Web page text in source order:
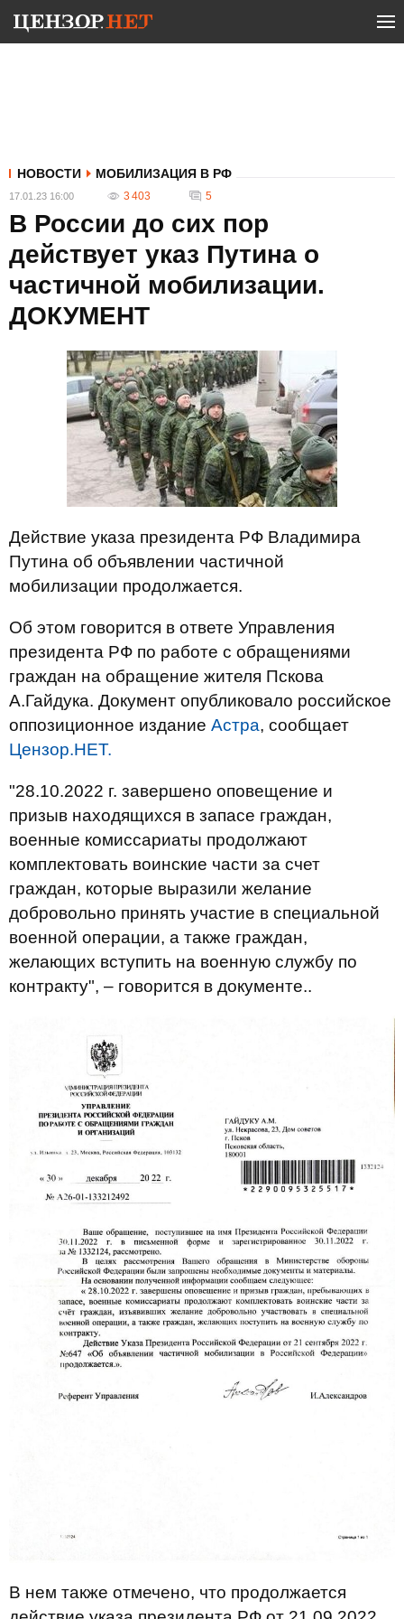
НОВОСТИ МОБИЛИЗАЦИЯ В РФ
17.01.23 16:00 3 403 5
В России до сих пор
действует указ Путина о
частичной мобилизации.
ДОКУМЕНТ
Действие указа президента РФ Владимира
Путина об объявлении частичной
мобилизации продолжается.
Об этом говорится в ответе Управления
президента РФ по работе с обращениями
граждан на обращение жителя Пскова
А.Гайдука. Документ опубликовало российское
оппозиционное издание Астра, сообщает
Цензор.НЕТ.
"28.10.2022 г. завершено оповещение и
призыв находящихся в запасе граждан,
военные комиссариаты продолжают
комплектовать воинские части за счет
граждан, которые выразили желание
добровольно принять участие в специальной
военной операции, а также граждан,
желающих вступить на военную службу по
контракту", – говорится в документе..
В нем также отмечено, что продолжается